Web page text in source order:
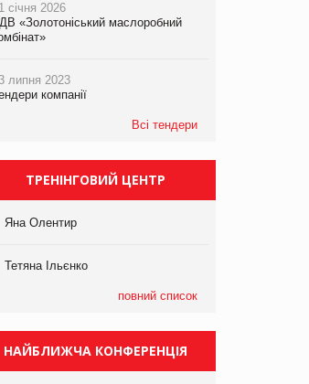
компанії «УкраМарин»
січня 2026
«Золотоніський маслоробний
липня 2023
компанії
Всі тендери
ТРЕНІНГОВИЙ ЦЕНТР
Яна Олентир
Тетяна Ільєнко
повний список
НАЙБЛИЖЧА КОНФЕРЕНЦІЯ